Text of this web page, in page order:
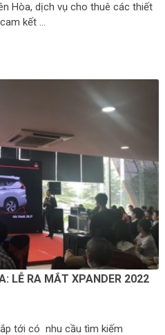
Hòa, dịch vụ cho thuê các thiết
kết …
LỄ RA MẮT XPANDER 2022
tới có nhu cầu tìm kiếm